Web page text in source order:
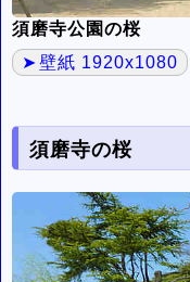
須磨寺公園の桜
壁紙 1920x1080
須磨寺の桜